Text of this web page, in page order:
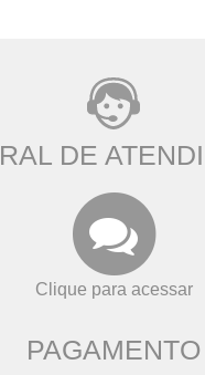
DE
Clique para acessar
PAGAMENTO